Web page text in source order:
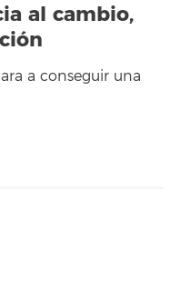
al cambio,
a conseguir una